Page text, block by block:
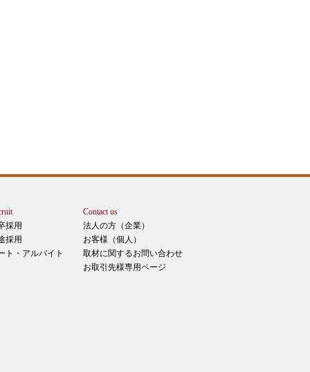
採用
採用
ト・アルバイト
Contact us
法人の方（企業）
お客様（個人）
取材に関するお問い合わせ
お取引先様専用ページ